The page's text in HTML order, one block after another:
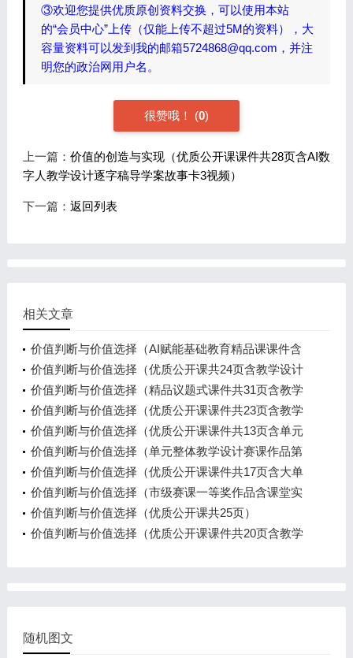
③欢迎您提供优质原创资料交换，可以使用本站
的“会员中心”上传（仅能上传不超过5M的资料），大
容量资料可以发到我的邮箱5724868@qq.com，并注
明您的政治网用户名。
很赞哦！ (0)
上一篇： 价值的创造与实现（优质公开课课件共28页含AI数
字人教学设计逐字稿导学案故事卡3视频）
下一篇： 返回列表
相关文章
价值判断与价值选择（AI赋能基础教育精品课课件含
逐字稿、教学设计、学习任务单、作业练习）
价值判断与价值选择（优质公开课共24页含教学设计
2视频）
价值判断与价值选择（精品议题式课件共31页含教学
设计1视频）
价值判断与价值选择（优质公开课课件共23页含教学
设计3视频）
价值判断与价值选择（优质公开课课件共13页含单元
教学设计、课时教学设计和逐字稿）
价值判断与价值选择（单元整体教学设计赛课作品第
五课时含课件和课时教学设计）
价值判断与价值选择（优质公开课课件共17页含大单
元教学设计和课时教学设计1视频）
价值判断与价值选择（市级赛课一等奖作品含课堂实
录视频、大单元教学设计和课时教学设计、课件）
价值判断与价值选择（优质公开课共25页）
价值判断与价值选择（优质公开课课件共20页含教学
随机图文